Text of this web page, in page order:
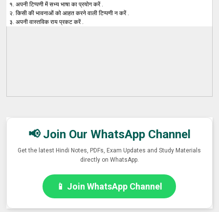
१. अपनी टिप्पणी में सभ्य भाषा का प्रयोग करें .
२. किसी की भावनाओं को आहत करने वाली टिप्पणी न करें .
३. अपनी वास्तविक राय प्रकट करें .
📢 Join Our WhatsApp Channel
Get the latest Hindi Notes, PDFs, Exam Updates and Study Materials
directly on WhatsApp.
📱 Join WhatsApp Channel